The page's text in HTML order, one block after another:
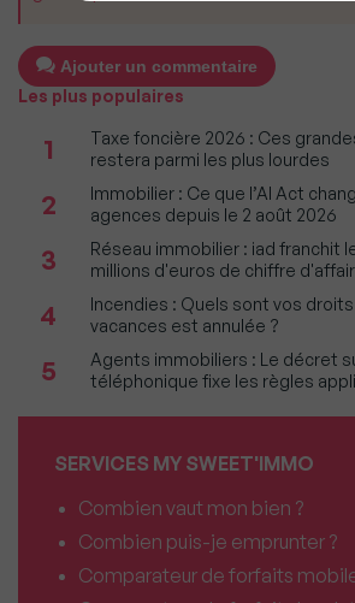
Ajouter un commentaire
Les plus populaires
1
Taxe foncière 2026 : Ces
restera parmi les plus lourdes
2
Immobilier : Ce que l’AI Act
agences depuis le 2 août 2026
3
Réseau immobilier : iad franchit
millions d'euros de chiffre
4
Incendies : Quels sont vos
vacances est annulée ?
5
Agents immobiliers : Le décret
téléphonique fixe les règles
SERVICES MY SWEET'IMMO
Combien vaut mon bien ?
Combien puis-je emprunter ?
Comparateur de forfaits